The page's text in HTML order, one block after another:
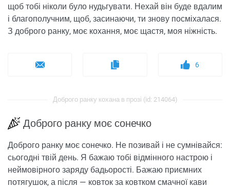
щоб тобі ніколи було нудьгувати. Нехай він буде вдалим
і благополучним, щоб, засинаючи, ти знову посміхалася.
З доброго ранку, моє кохання, моє щастя, моя ніжність.
6
Доброго ранку кохана в прозі (id: 214064)
Доброго ранку моє сонечко
Доброго ранку моє сонечко. Не позивай і не сумнівайся:
сьогодні твій день. Я бажаю тобі відмінного настрою і
неймовірного заряду бадьорості. Бажаю приємних
потягушок, а після — ковток за ковтком смачної кави